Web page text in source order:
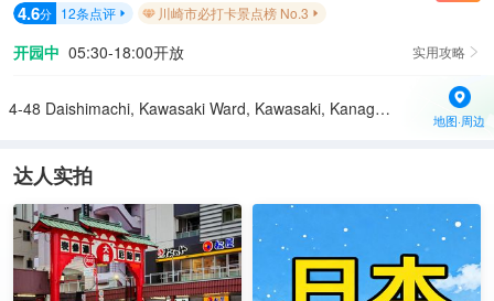
4.6分 12条点评  川崎市必打卡景点榜 No.3 
开园中 05:30-18:00开放 实用攻略 
4-48 Daishimachi, Kawasaki Ward, Kawasaki, Kanagawa 210-8521日本
地图·周边
达人实拍